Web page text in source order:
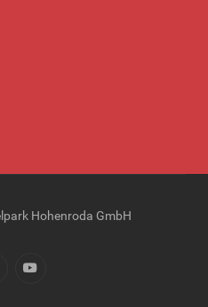
Hohenroda GmbH